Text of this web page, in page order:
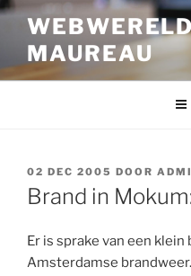
Ga
inhoud
MAUREAU
GEPLAATST
OP
02 DEC 2005 DOOR
Brand in
Er is sprake van een
Amsterdamse brandweer.